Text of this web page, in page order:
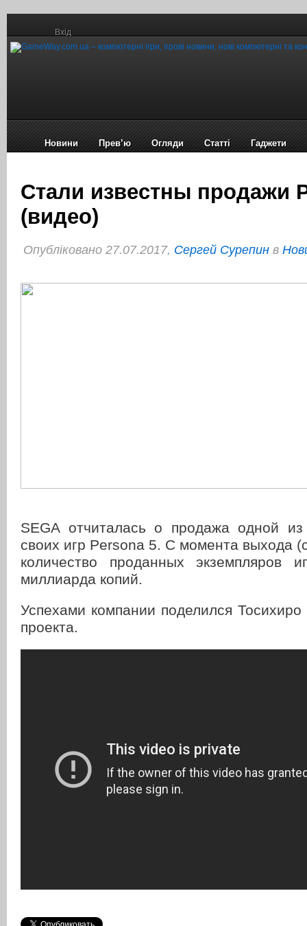
Вхід
Новини Прев’ю Огляди Статті Гаджети
Стали известны продажи
(видео)
Опубліковано 27.07.2017, Сергей Сурепин в
SEGA отчиталась о продажа одной
своих игр Persona 5. С момента выхода
количество проданных экземпляров
миллиарда копий.
Успехами компании поделился
проекта.